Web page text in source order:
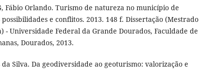
Fábio Orlando. Turismo de natureza no município de
e conflitos. 2013. 148 f. Dissertação (Mestrado
- Universidade Federal da Grande Dourados, Faculdade de
Dourados, 2013.
da Silva. Da geodiversidade ao geoturismo: valorização e